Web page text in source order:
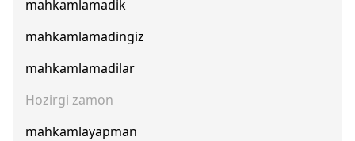
mahkamlamadik
mahkamlamadingiz
mahkamlamadilar
Hozirgi zamon
mahkamlayapman